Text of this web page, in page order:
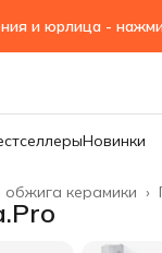
Гос.учреждения
Новинки
обжига керамики ›